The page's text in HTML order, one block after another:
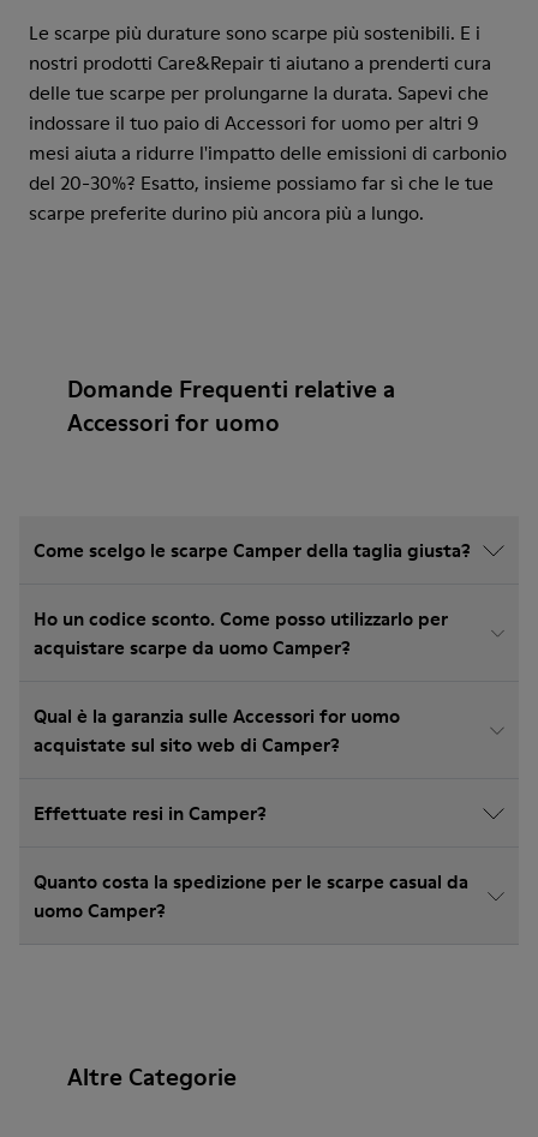
Le scarpe più durature sono scarpe più sostenibili. E i
nostri prodotti Care&Repair ti aiutano a prenderti cura
delle tue scarpe per prolungarne la durata. Sapevi che
indossare il tuo paio di Accessori for uomo per altri 9
mesi aiuta a ridurre l'impatto delle emissioni di carbonio
del 20-30%? Esatto, insieme possiamo far sì che le tue
scarpe preferite durino più ancora più a lungo.
Domande Frequenti relative a
Accessori for uomo
Come scelgo le scarpe Camper della taglia giusta?
Ho un codice sconto. Come posso utilizzarlo per
acquistare scarpe da uomo Camper?
Qual è la garanzia sulle Accessori for uomo
acquistate sul sito web di Camper?
Effettuate resi in Camper?
Quanto costa la spedizione per le scarpe casual da
uomo Camper?
Altre Categorie